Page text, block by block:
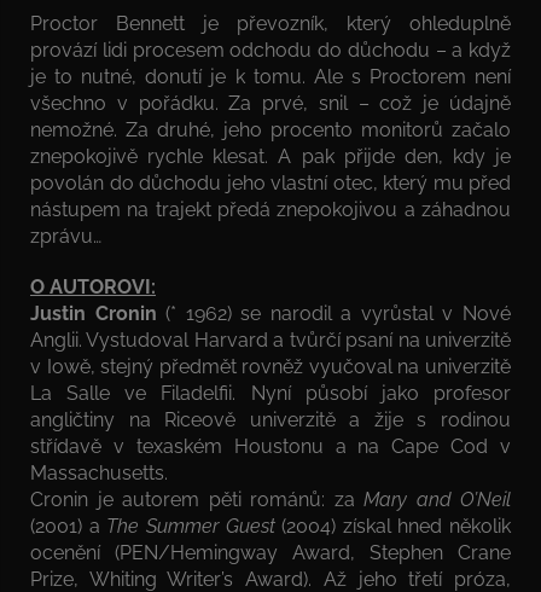
Proctor Bennett je převozník, který ohleduplně
provází lidi procesem odchodu do důchodu – a když
je to nutné, donutí je k tomu. Ale s Proctorem není
všechno v pořádku. Za prvé, snil – což je údajně
nemožné. Za druhé, jeho procento monitorů začalo
znepokojivě rychle klesat. A pak přijde den, kdy je
povolán do důchodu jeho vlastní otec, který mu před
nástupem na trajekt předá znepokojivou a záhadnou
zprávu…
O AUTOROVI:
Justin Cronin (* 1962) se narodil a vyrůstal v Nové
Anglii. Vystudoval Harvard a tvůrčí psaní na univerzitě
v Iowě, stejný předmět rovněž vyučoval na univerzitě
La Salle ve Filadelfii. Nyní působí jako profesor
angličtiny na Riceově univerzitě a žije s rodinou
střídavě v texaském Houstonu a na Cape Cod v
Massachusetts.
Cronin je autorem pěti románů: za Mary and O’Neil
(2001) a The Summer Guest(2004) získal hned několik
ocenění (PEN/Hemingway Award, Stephen Crane
Prize, Whiting Writer’s Award). Až jeho třetí próza,